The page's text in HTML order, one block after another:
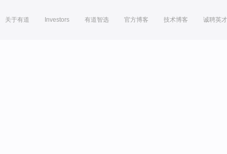
关于有道 Investors 有道智选 官方博客 技术博客 诚聘英才